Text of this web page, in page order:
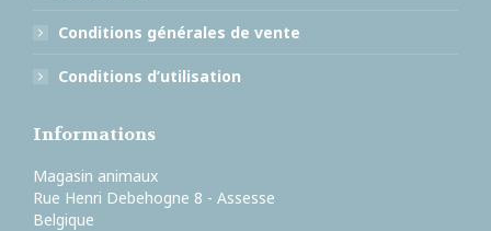
Conditions générales de vente
Conditions d’utilisation
Informations
Magasin animaux
Rue Henri Debehogne 8 - Assesse
Belgique